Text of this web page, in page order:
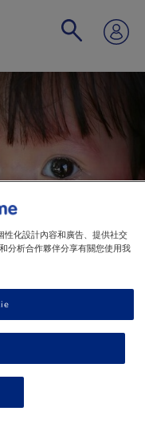
化設計內容和廣告、提供社交
分析合作夥伴分享有關您使用我